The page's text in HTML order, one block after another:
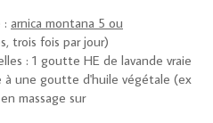
: arnica montana 5 ou
trois fois par jour)
: 1 goutte HE de lavande vraie
à une goutte d'huile végétale (ex
massage sur